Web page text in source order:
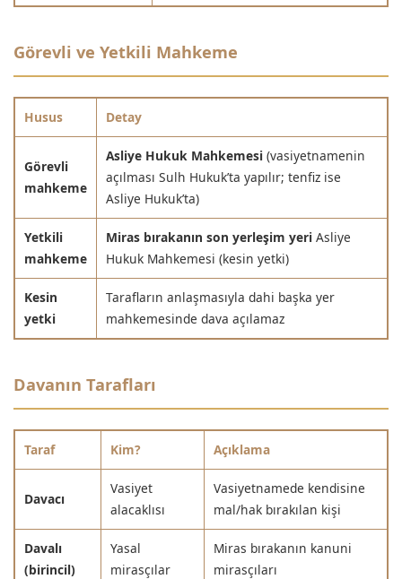
Görevli ve Yetkili Mahkeme
Husus Detay
Görevli
mahkeme
Asliye Hukuk Mahkemesi (vasiyetnamenin
açılması Sulh Hukuk’ta yapılır; tenfiz ise
Asliye Hukuk’ta)
Yetkili
mahkeme
Miras bırakanın son yerleşim yeri Asliye
Hukuk Mahkemesi (kesin yetki)
Kesin
yetki
Tarafların anlaşmasıyla dahi başka yer
mahkemesinde dava açılamaz
Davanın Tarafları
Taraf Kim? Açıklama
Davacı
Vasiyet
alacaklısı
Vasiyetnamede kendisine
mal/hak bırakılan kişi
Davalı
(birincil)
Yasal
mirasçılar
Miras bırakanın kanuni
mirasçıları